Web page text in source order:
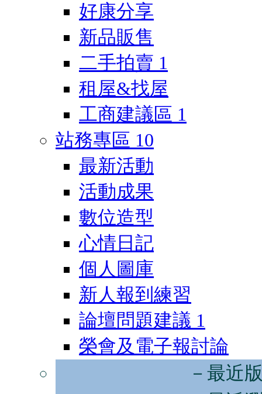
好康分享
新品販售
二手拍賣 1
租屋&找屋
工商建議區 1
站務專區 10
最新活動
活動成果
數位造型
心情日記
個人圖庫
新人報到練習
論壇問題建議 1
榮會及電子報討論
－最近